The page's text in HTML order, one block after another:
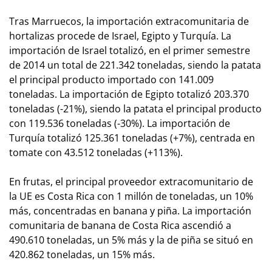
Tras Marruecos, la importación extracomunitaria de
hortalizas procede de Israel, Egipto y Turquía. La
importación de Israel totalizó, en el primer semestre
de 2014 un total de 221.342 toneladas, siendo la patata
el principal producto importado con 141.009
toneladas. La importación de Egipto totalizó 203.370
toneladas (-21%), siendo la patata el principal producto
con 119.536 toneladas (-30%). La importación de
Turquía totalizó 125.361 toneladas (+7%), centrada en
tomate con 43.512 toneladas (+113%).
En frutas, el principal proveedor extracomunitario de
la UE es Costa Rica con 1 millón de toneladas, un 10%
más, concentradas en banana y piña. La importación
comunitaria de banana de Costa Rica ascendió a
490.610 toneladas, un 5% más y la de piña se situó en
420.862 toneladas, un 15% más.